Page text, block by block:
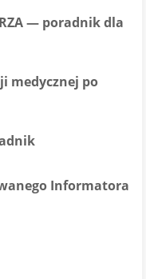
— poradnik dla
medycznej po
Informatora